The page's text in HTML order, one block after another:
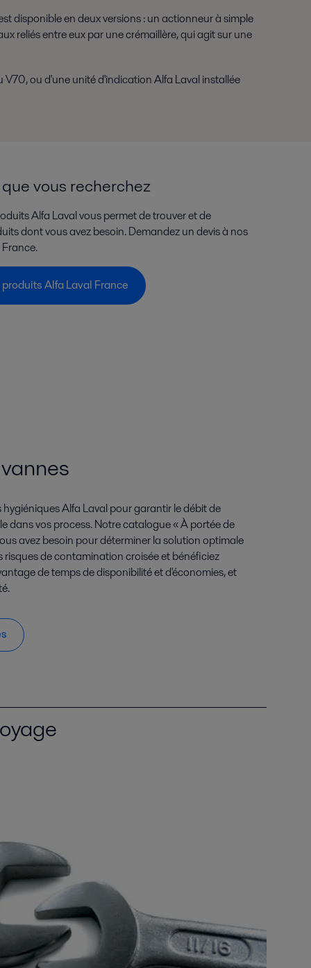
disponible en deux versions : un actionneur à simple
reliés entre eux par une crémaillère, qui agit sur une
ou d'une unité d'indication Alfa Laval installée
vous recherchez
Alfa Laval vous permet de trouver et de
dont vous avez besoin. Demandez un devis à nos
Alfa Laval France
Alfa Laval pour garantir le débit de
dans vos process. Notre catalogue « À portée de
avez besoin pour déterminer la solution optimale
risques de contamination croisée et bénéficiez
de temps de disponibilité et d'économies, et